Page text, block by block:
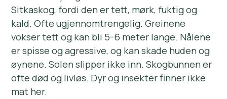
Sitkaskog, fordi den er tett, mørk, fuktig og
kald. Ofte ugjennomtrengelig. Greinene
vokser tett og kan bli 5-6 meter lange. Nålene
er spisse og agressive, og kan skade huden og
øynene. Solen slipper ikke inn. Skogbunnen er
ofte død og livløs. Dyr og insekter finner ikke
mat her.